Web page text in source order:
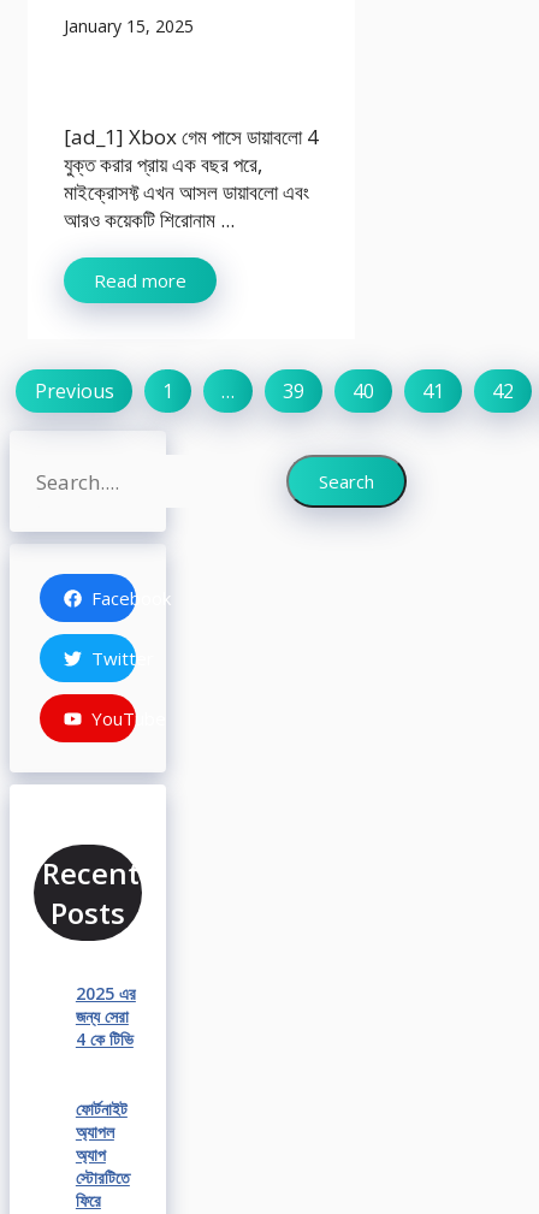
January 15, 2025
[ad_1] Xbox গেম পাসে ডায়াবলো 4
যুক্ত করার প্রায় এক বছর পরে,
মাইক্রোসফ্ট এখন আসল ডায়াবলো এবং
আরও কয়েকটি শিরোনাম ...
Read more
Previous 1 … 39 40 41 42
Search
Facebook
Twitter
YouTube
Recent
Posts
2025 এর
জন্য সেরা
4 কে টিভি
ফোর্টনাইট
অ্যাপল
অ্যাপ
স্টোরটিতে
ফিরে